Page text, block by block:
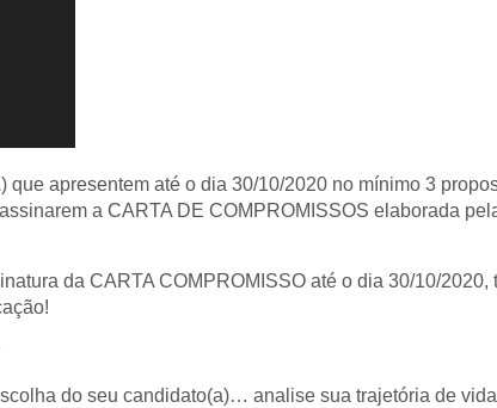
apresentem até o dia 30/10/2020 no mínimo 3
a CARTA DE COMPROMISSOS elaborada
da CARTA COMPROMISSO até o dia 30/10/
do seu candidato(a)… analise sua trajetória de